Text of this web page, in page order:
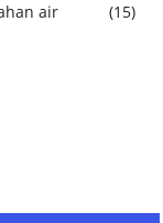
air
(15)